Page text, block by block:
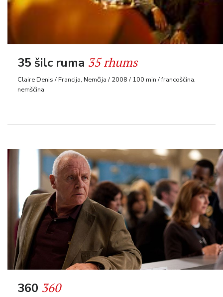
35 šilc ruma 35 rhums
Claire Denis / Francija, Nemčija / 2008 / 100 min / francoščina,
nemščina
360 360